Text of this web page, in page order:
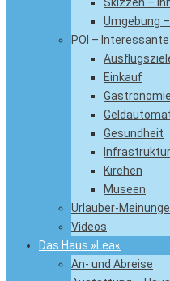
Umgebung
POI –
Einkauf
Gastronomie
Gesundheit
Infrastruktur
Kirchen
Museen
Urlauber-
Videos
Das Haus »Lea«
An- und Abreise